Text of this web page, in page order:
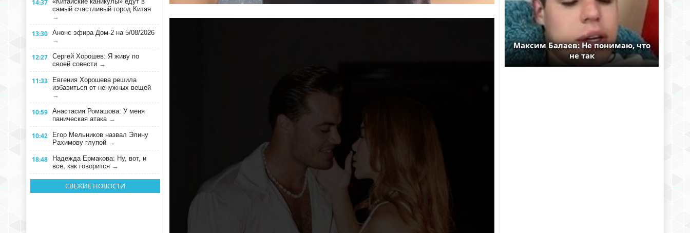
14:37
самый счастливый город Китая
→
13:30 Анонс эфира Дом-2 на 5/08/2026
→
12:27 Сергей Хорошев: Я живу по
своей совести →
11:33
Евгения Хорошева решила
избавиться от ненужных вещей
→
10:59 Анастасия Ромашова: У меня
паническая атака →
10:42
Егор Мельников назвал Элину
Рахимову глупой →
18:48
Надежда Ермакова: Ну, вот, и
все, как говорится →
СВЕЖИЕ НОВОСТИ
Максим Балаев: Не понимаю, что
не так